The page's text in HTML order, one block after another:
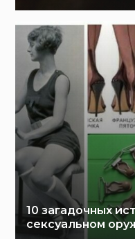
10 загадочных
сексуальном